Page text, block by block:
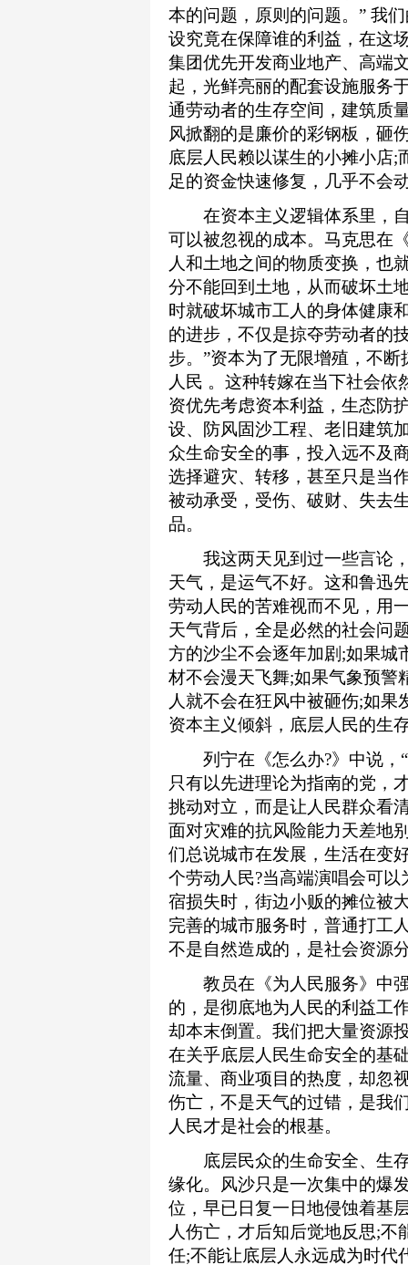
本的问题，原则的问题。” 我
设究竟在保障谁的利益，在这
集团优先开发商业地产、高端
起，光鲜亮丽的配套设施服务
通劳动者的生存空间，建筑质
风掀翻的是廉价的彩钢板，砸
底层人民赖以谋生的小摊小店;
足的资金快速修复，几乎不会
在资本主义逻辑体系里，自
可以被忽视的成本。马克思在
人和土地之间的物质变换，也
分不能回到土地，从而破坏土
时就破坏城市工人的身体健康
的进步，不仅是掠夺劳动者的
步。”资本为了无限增殖，不
人民 。这种转嫁在当下社会依
资优先考虑资本利益，生态防
设、防风固沙工程、老旧建筑
众生命安全的事，投入远不及
选择避灾、转移，甚至只是当
被动承受，受伤、破财、失去
品。
我这两天见到过一些言论，
天气，是运气不好。这和鲁迅
劳动人民的苦难视而不见，用
天气背后，全是必然的社会问
方的沙尘不会逐年加剧;如果城
材不会漫天飞舞;如果气象预警
人就不会在狂风中被砸伤;如
资本主义倾斜，底层人民的生
列宁在《怎么办?》中说，“
只有以先进理论为指南的党，
挑动对立，而是让人民群众看
面对灾难的抗风险能力天差地
们总说城市在发展，生活在变
个劳动人民?当高端演唱会可
宿损失时，街边小贩的摊位被
完善的城市服务时，普通打工
不是自然造成的，是社会资源
教员在《为人民服务》中强
的，是彻底地为人民的利益工
却本末倒置。我们把大量资源
在关乎底层人民生命安全的基
流量、商业项目的热度，却忽
伤亡，不是天气的过错，是我
人民才是社会的根基。
底层民众的生命安全、生存
缘化。风沙只是一次集中的爆
位，早已日复一日地侵蚀着基
人伤亡，才后知后觉地反思;不
任;不能让底层人永远成为时代